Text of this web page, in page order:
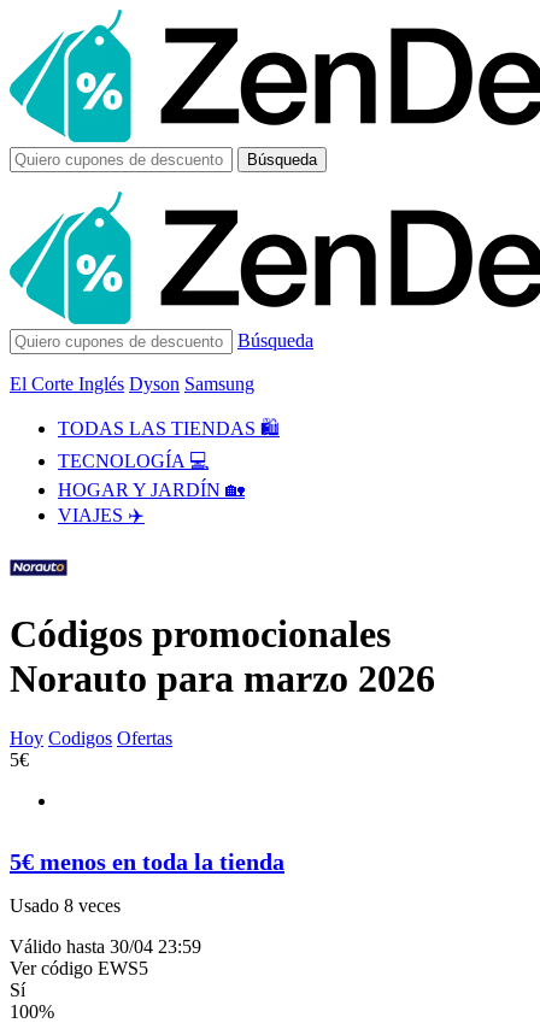
Búsqueda
Búsqueda
El Corte Inglés Dyson Samsung
TODAS LAS TIENDAS 🛍️
TECNOLOGÍA 💻
HOGAR Y JARDÍN 🏡
VIAJES ✈️
Códigos promocionales
Norauto para marzo 2026
Hoy Codigos Ofertas
5€
5€ menos en toda la tienda
Usado 8 veces
Válido hasta 30/04 23:59
Ver código EWS5
Sí
100%